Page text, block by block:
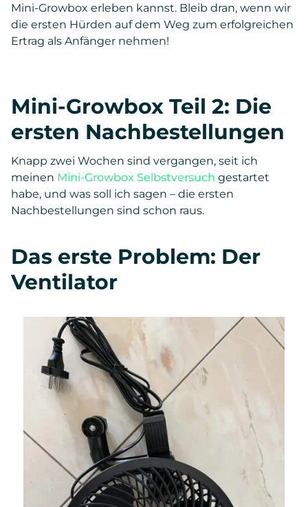
Mini-Growbox erleben kannst. Bleib dran, wenn wir
die ersten Hürden auf dem Weg zum erfolgreichen
Ertrag als Anfänger nehmen!
Mini-Growbox Teil 2: Die
ersten Nachbestellungen
Knapp zwei Wochen sind vergangen, seit ich
meinen Mini-Growbox Selbstversuch gestartet
habe, und was soll ich sagen – die ersten
Nachbestellungen sind schon raus.
Das erste Problem: Der
Ventilator